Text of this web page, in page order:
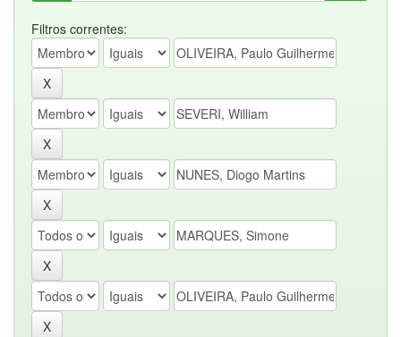
Filtros correntes: